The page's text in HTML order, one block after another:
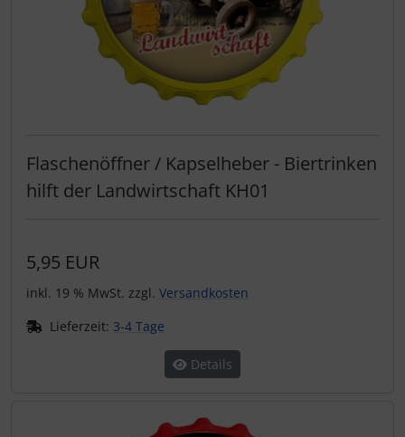
Flaschenöffner / Kapselheber - Biertrinken
hilft der Landwirtschaft KH01
5,95 EUR
inkl. 19 % MwSt. zzgl. Versandkosten
Lieferzeit: 3-4 Tage
Details